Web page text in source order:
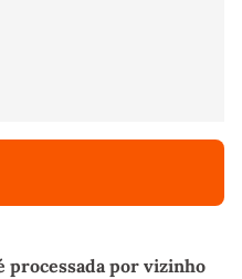
processada por vizinho